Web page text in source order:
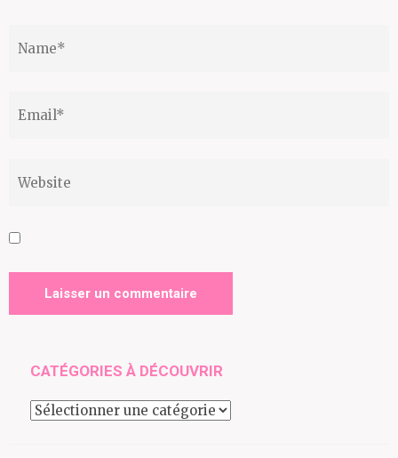
CATÉGORIES À DÉCOUVRIR
Catégories